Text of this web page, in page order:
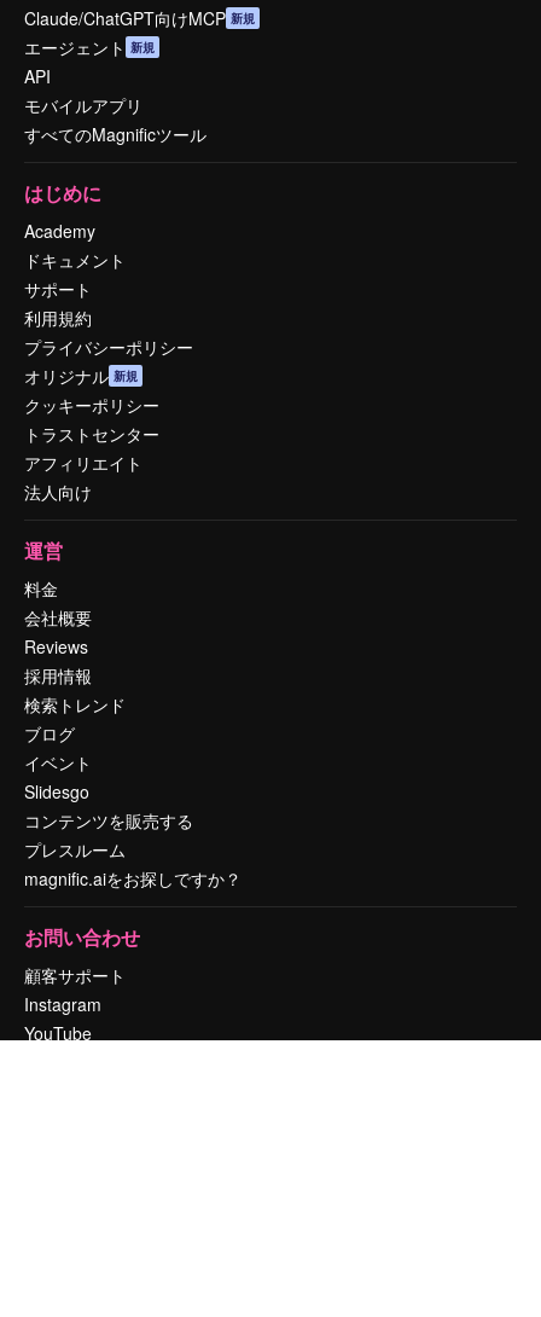
Claude/ChatGPT向けMCP 新規
エージェント 新規
API
モバイルアプリ
すべてのMagnificツール
はじめに
Academy
ドキュメント
サポート
利用規約
プライバシーポリシー
オリジナル 新規
クッキーポリシー
トラストセンター
アフィリエイト
法人向け
運営
料金
会社概要
Reviews
採用情報
検索トレンド
ブログ
イベント
Slidesgo
コンテンツを販売する
プレスルーム
magnific.aiをお探しですか？
お問い合わせ
顧客サポート
Instagram
YouTube